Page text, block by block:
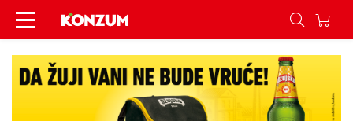
Da Žuji vani ne bude vruće - Vijesti - Konzum